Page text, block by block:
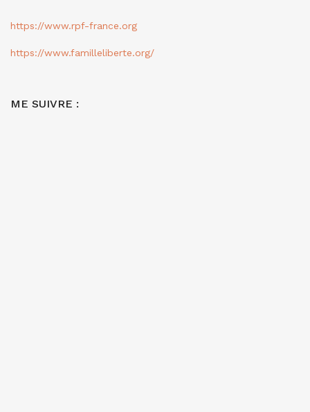
https://www.rpf-france.org
https://www.familleliberte.org/
ME SUIVRE :